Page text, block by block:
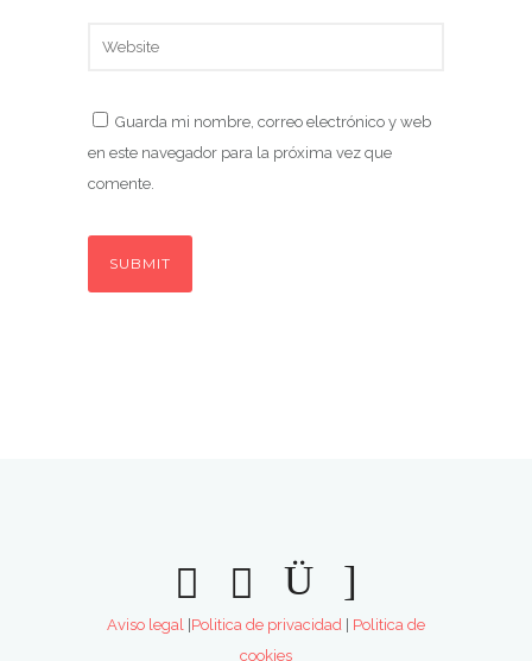
Guarda mi nombre, correo electrónico y web
en este navegador para la próxima vez que
comente.
Aviso legal |Politica de privacidad | Politica de
cookies